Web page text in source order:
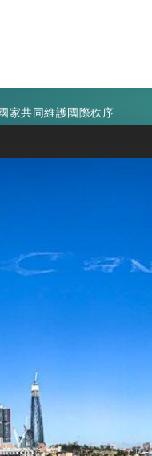
新里程碑
家共同維護國際秩序
免對等關稅
與民主夥伴共同引領 下一
尼半導體供應鏈合作